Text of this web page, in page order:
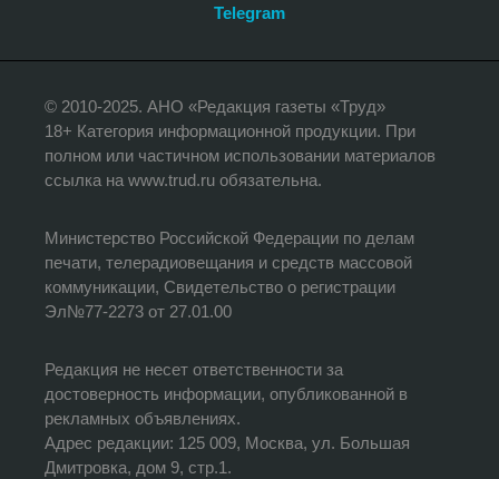
Telegram
© 2010-2025. АНО «Редакция газеты «Труд»
18+ Категория информационной продукции. При
полном или частичном использовании материалов
ссылка на www.trud.ru обязательна.
Министерство Российской Федерации по делам
печати, телерадиовещания и средств массовой
коммуникации, Свидетельство о регистрации
Эл№77-2273 от 27.01.00
Редакция не несет ответственности за
достоверность информации, опубликованной в
рекламных объявлениях.
Адрес редакции: 125 009, Москва, ул. Большая
Дмитровка, дом 9, стр.1.